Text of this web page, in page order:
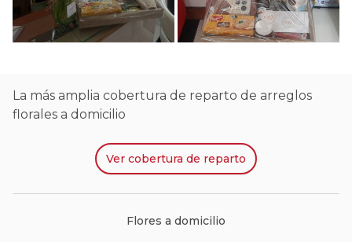
La más amplia cobertura de reparto de arreglos
florales a domicilio
Ver cobertura de reparto
Flores a domicilio